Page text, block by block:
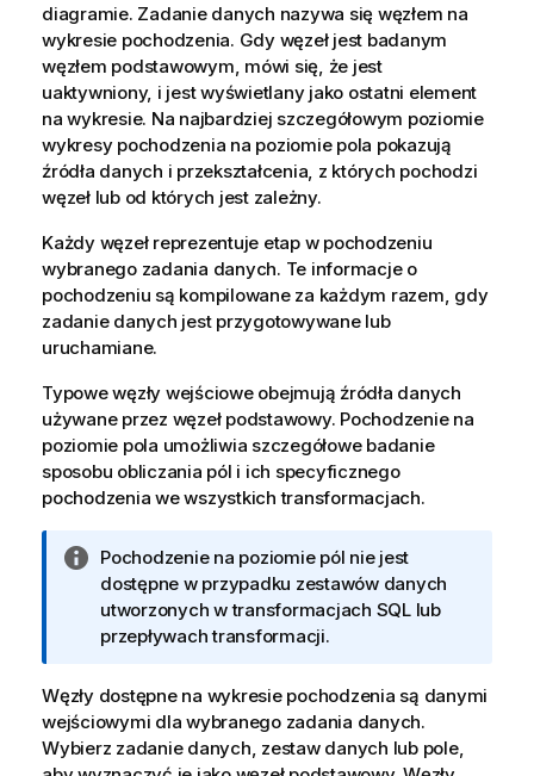
diagramie. Zadanie danych nazywa się węzłem na
wykresie pochodzenia. Gdy węzeł jest badanym
węzłem podstawowym, mówi się, że jest
uaktywniony, i jest wyświetlany jako ostatni element
na wykresie. Na najbardziej szczegółowym poziomie
wykresy pochodzenia na poziomie pola pokazują
źródła danych i przekształcenia, z których pochodzi
węzeł lub od których jest zależny.
Każdy węzeł reprezentuje etap w pochodzeniu
wybranego zadania danych. Te informacje o
pochodzeniu są kompilowane za każdym razem, gdy
zadanie danych jest przygotowywane lub
uruchamiane.
Typowe węzły wejściowe obejmują źródła danych
używane przez węzeł podstawowy. Pochodzenie na
poziomie pola umożliwia szczegółowe badanie
sposobu obliczania pól i ich specyficznego
pochodzenia we wszystkich transformacjach.
I
n
f
o
m
a
c
j
Pochodzenie na poziomie pól nie jest
dostępne w przypadku zestawów danych
utworzonych w transformacjach SQL lub
przepływach transformacji.
Węzły dostępne na wykresie pochodzenia są danymi
wejściowymi dla wybranego zadania danych.
Wybierz zadanie danych, zestaw danych lub pole,